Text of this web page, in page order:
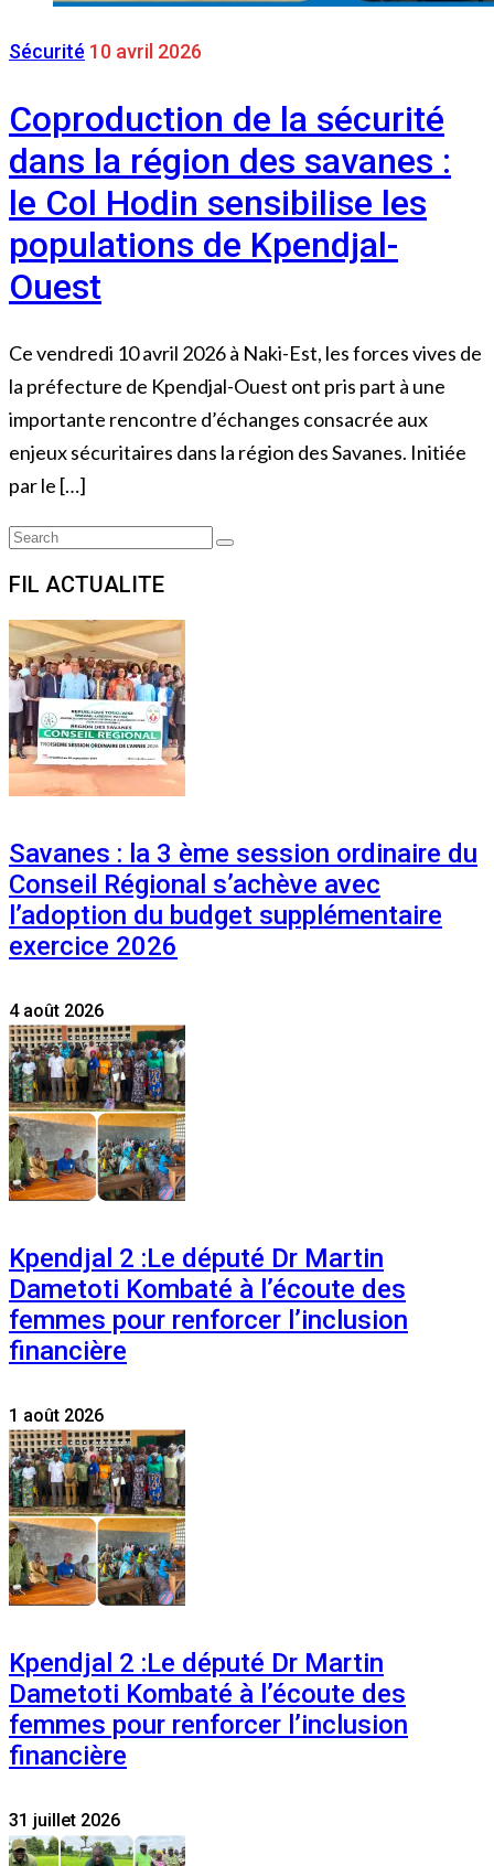
Sécurité 10 avril 2026
Coproduction de la sécurité
dans la région des savanes :
le Col Hodin sensibilise les
populations de Kpendjal-
Ouest
Ce vendredi 10 avril 2026 à Naki-Est, les forces vives de
la préfecture de Kpendjal-Ouest ont pris part à une
importante rencontre d’échanges consacrée aux
enjeux sécuritaires dans la région des Savanes. Initiée
par le […]
Search
Search
FIL ACTUALITE
Savanes : la 3 ème session ordinaire du
Conseil Régional s’achève avec
l’adoption du budget supplémentaire
exercice 2026
4 août 2026
Kpendjal 2 :Le député Dr Martin
Dametoti Kombaté à l’écoute des
femmes pour renforcer l’inclusion
financière
1 août 2026
Kpendjal 2 :Le député Dr Martin
Dametoti Kombaté à l’écoute des
femmes pour renforcer l’inclusion
financière
31 juillet 2026